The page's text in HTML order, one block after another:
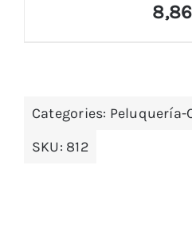
8,86
Categories: Peluquería-
SKU: 812